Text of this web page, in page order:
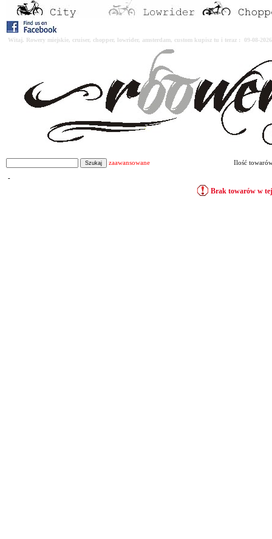
Witaj. Rowery miejskie, cruiser, chopper, lowrider, amsterdam, custom kupisz tu i teraz : 09-08-
zaawansowane Ilość
-
Brak towarów w